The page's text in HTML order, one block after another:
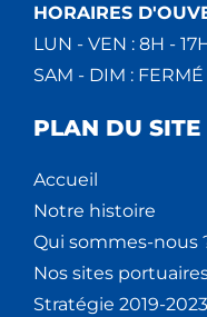
HORAIRES
LUN - VEN : 8H -
SAM - DIM : FERMÉ
PLAN DU SITE
Accueil
Notre histoire
Qui sommes-nous
Nos sites
Stratégie 2019-2023